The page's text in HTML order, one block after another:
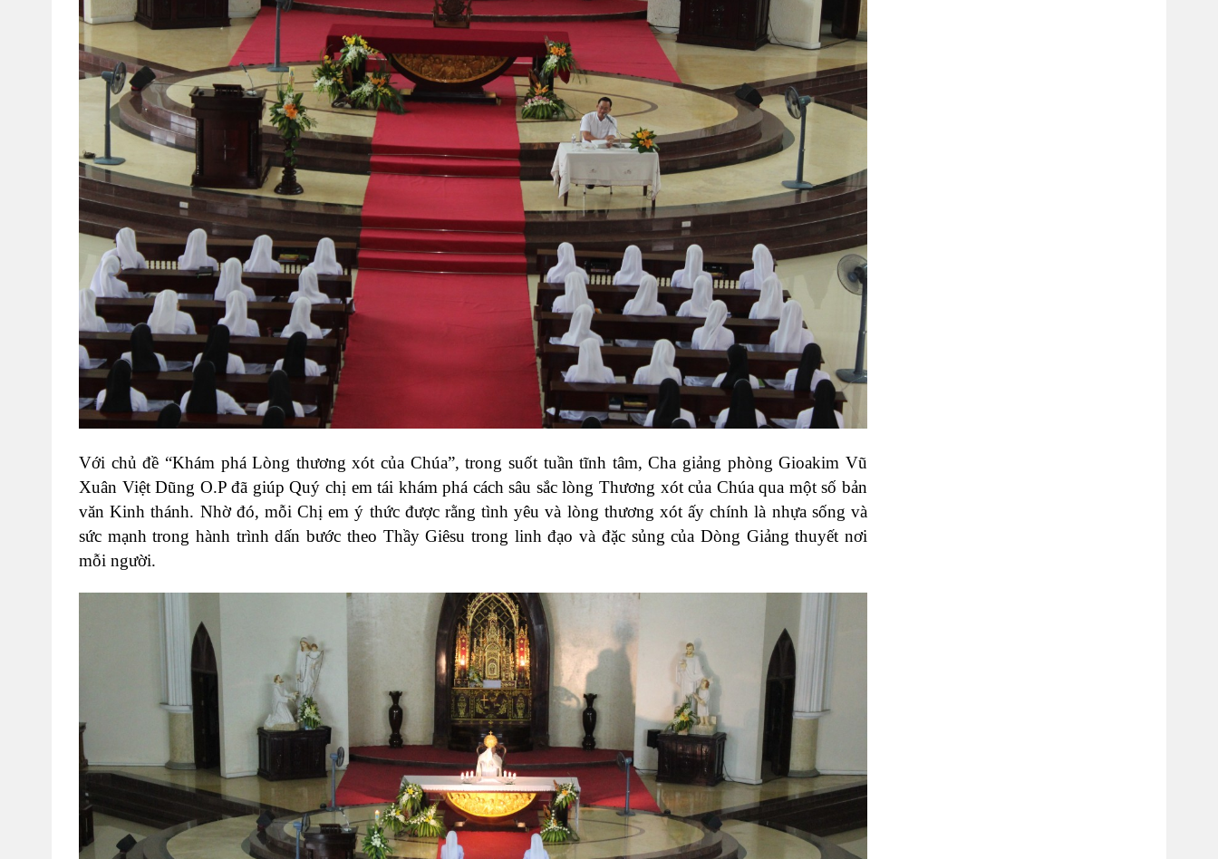
Với chủ đề “Khám phá Lòng thương xót của Chúa”, trong suốt tuần tĩnh tâm, Cha giảng phòng Gioakim Vũ
Xuân Việt Dũng O.P đã giúp Quý chị em tái khám phá cách sâu sắc lòng Thương xót của Chúa qua một số bản
văn Kinh thánh. Nhờ đó, mỗi Chị em ý thức được rằng tình yêu và lòng thương xót ấy chính là nhựa sống và
sức mạnh trong hành trình dấn bước theo Thầy Giêsu trong linh đạo và đặc sủng của Dòng Giảng thuyết nơi
mỗi người.